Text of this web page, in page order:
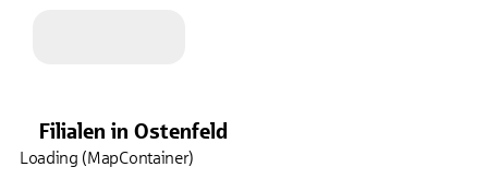
Filialen in Ostenfeld
Loading (MapContainer)